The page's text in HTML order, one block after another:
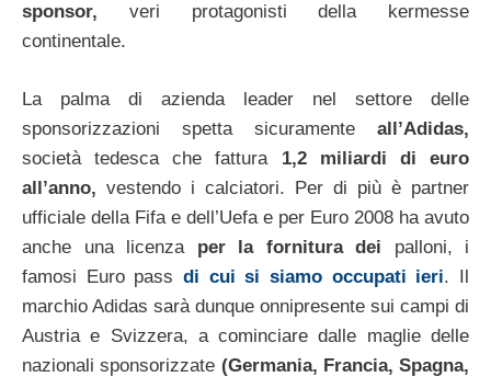
sponsor, veri protagonisti della kermesse
continentale.
La palma di azienda leader nel settore delle
sponsorizzazioni spetta sicuramente all’Adidas,
società tedesca che fattura 1,2 miliardi di euro
all’anno, vestendo i calciatori. Per di più è partner
ufficiale della Fifa e dell’Uefa e per Euro 2008 ha avuto
anche una licenza per la fornitura dei palloni, i
famosi Euro pass di cui si siamo occupati ieri. Il
marchio Adidas sarà dunque onnipresente sui campi di
Austria e Svizzera, a cominciare dalle maglie delle
nazionali sponsorizzate (Germania, Francia, Spagna,